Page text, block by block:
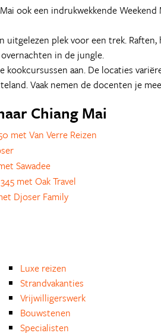
ook een indrukwekkende
uitgelezen plek voor een trek.
in de jungle.
kookcursussen aan. De locaties
Vaak nemen de docenten je
Chiang Mai
met Van Verre Reizen
Sawadee
met Oak Travel
Djoser Family
Luxe reizen
Strandvakanties
Vrijwilligerswerk
Bouwstenen
Specialisten